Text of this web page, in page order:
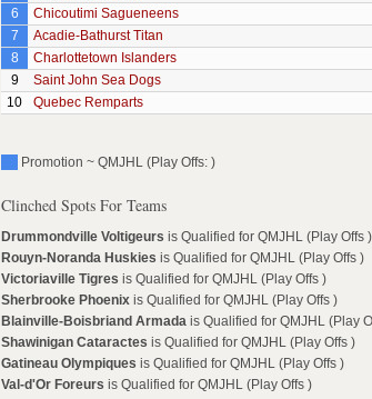
6
Chicoutimi Sagueneens
7
Acadie-Bathurst Titan
8
Charlottetown Islanders
9
Saint John Sea Dogs
10
Quebec Remparts
Promotion ~ QMJHL (Play Offs: )
Clinched Spots For Teams
Drummondville Voltigeurs is Qualified for QMJHL (Play Offs )
Rouyn-Noranda Huskies is Qualified for QMJHL (Play Offs )
Victoriaville Tigres is Qualified for QMJHL (Play Offs )
Sherbrooke Phoenix is Qualified for QMJHL (Play Offs )
Blainville-Boisbriand Armada is Qualified for QMJHL (Play
Shawinigan Cataractes is Qualified for QMJHL (Play Offs )
Gatineau Olympiques is Qualified for QMJHL (Play Offs )
Val-d'Or Foreurs is Qualified for QMJHL (Play Offs )